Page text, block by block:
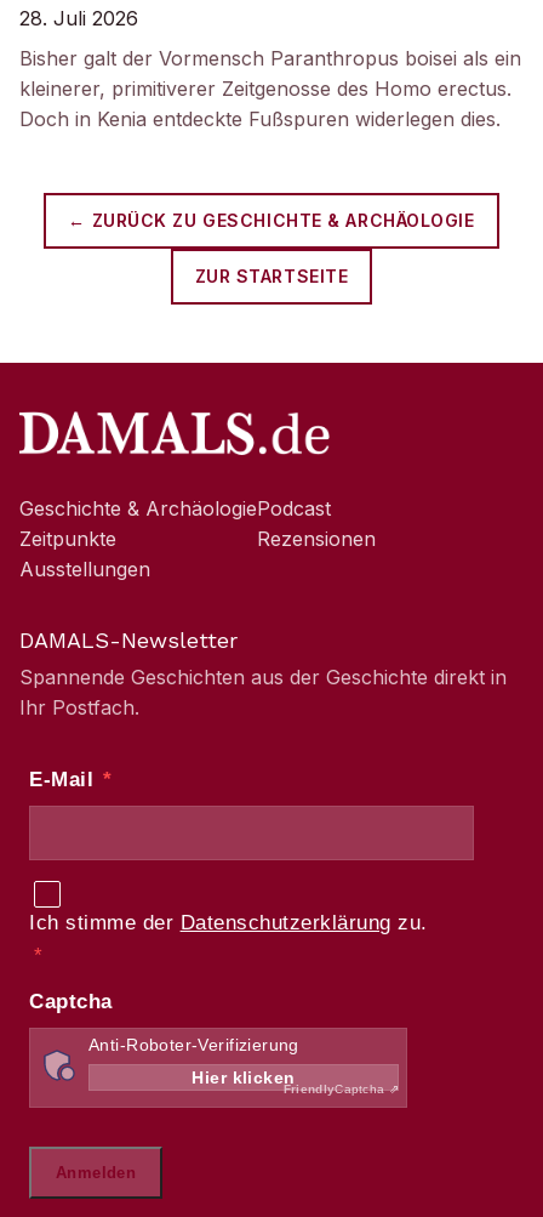
28. Juli 2026
Bisher galt der Vormensch Paranthropus boisei als ein
kleinerer, primitiverer Zeitgenosse des Homo erectus.
Doch in Kenia entdeckte Fußspuren widerlegen dies.
← ZURÜCK ZU GESCHICHTE & ARCHÄOLOGIE
ZUR STARTSEITE
Geschichte & Archäologie
Zeitpunkte
Ausstellungen
Podcast
Rezensionen
DAMALS-Newsletter
Spannende Geschichten aus der Geschichte direkt in
Ihr Postfach.